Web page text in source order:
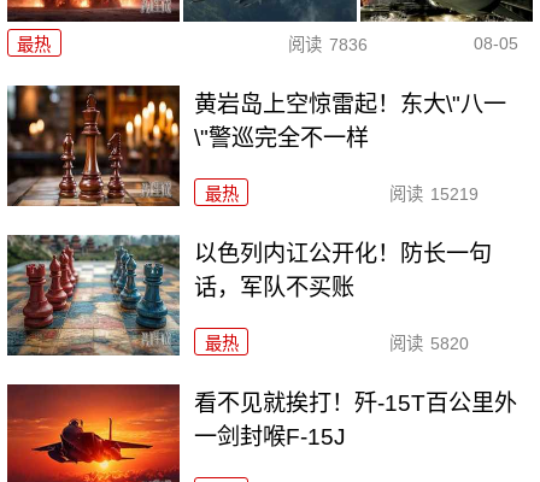
最热 阅读 7836 08-05
黄岩岛上空惊雷起！东大\"八一
\"警巡完全不一样
最热 阅读 15219
以色列内讧公开化！防长一句
话，军队不买账
最热 阅读 5820
看不见就挨打！歼-15T百公里外
一剑封喉F-15J